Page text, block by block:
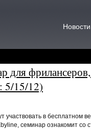
Новости
для
5/15/12)
участвовать в бесплатном
семинар ознакомит со